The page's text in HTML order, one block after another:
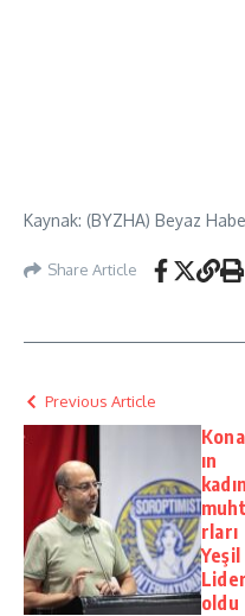
Kaynak: (BYZHA) Beyaz
Share Article
Previous Article
ın
kadın
rları
Yeşil
Lider
oldu